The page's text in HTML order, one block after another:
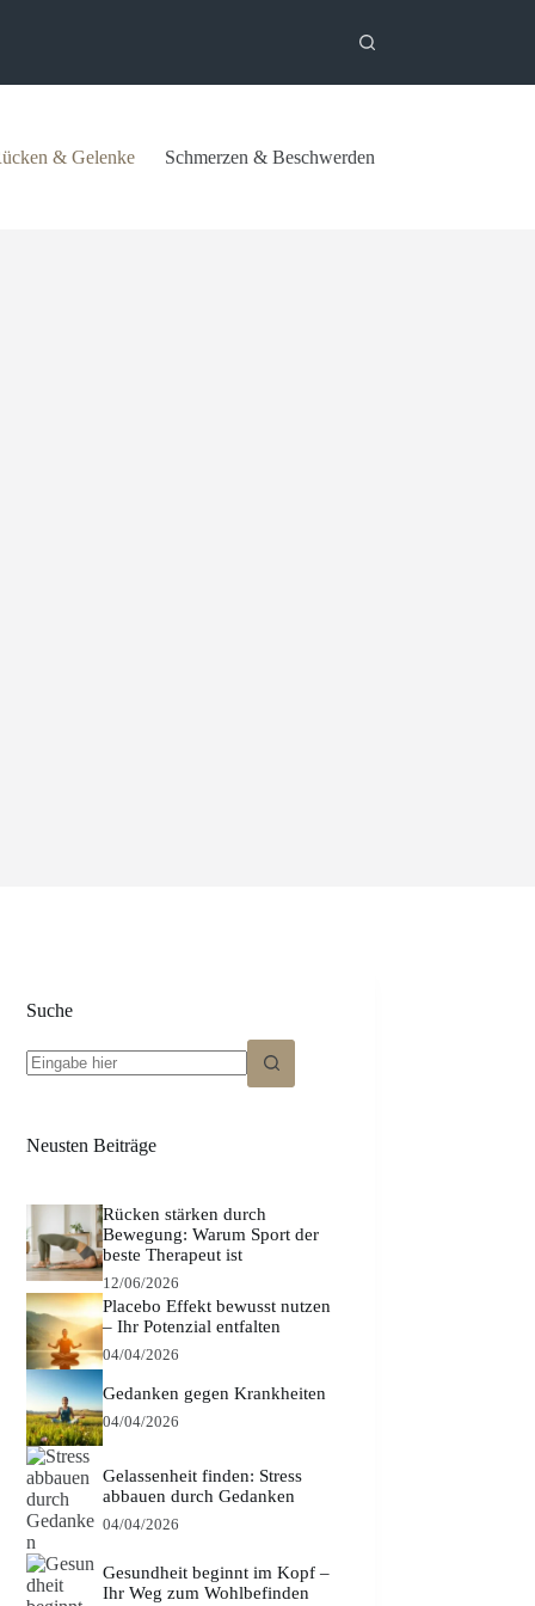
& Gelenke Schmerzen & Beschwerden
Suche
Neusten Beiträge
Rücken stärken durch
Bewegung: Warum Sport der
beste Therapeut ist
12/06/2026
Placebo Effekt bewusst nutzen
– Ihr Potenzial entfalten
04/04/2026
Gedanken gegen Krankheiten
04/04/2026
Gelassenheit finden: Stress
abbauen durch Gedanken
04/04/2026
Gesundheit beginnt im Kopf –
Ihr Weg zum Wohlbefinden